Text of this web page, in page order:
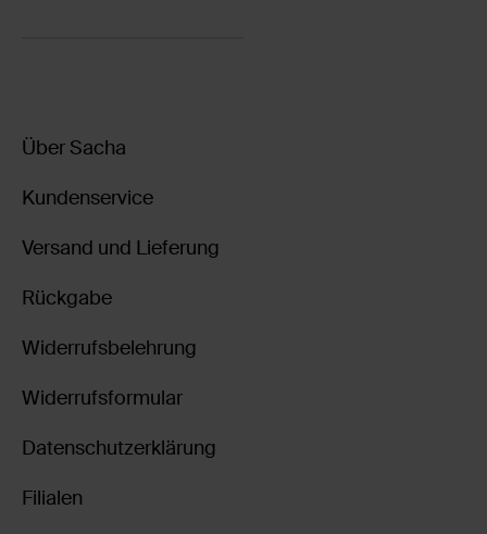
Über Sacha
Kundenservice
Versand und Lieferung
Rückgabe
Widerrufsbelehrung
Widerrufsformular
Datenschutzerklärung
Filialen